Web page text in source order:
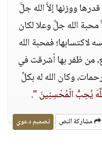
ووزنها إلاَّ الله جلَّ
محبة الله جلَّ وعلا لكان
فمحبة الله
من ظفر بها أشرقت في
وكان الله له بكلِّ
يُحِبُّ الْمُحْسِنِينَ ".
مشاركة النص تصميم دعوي